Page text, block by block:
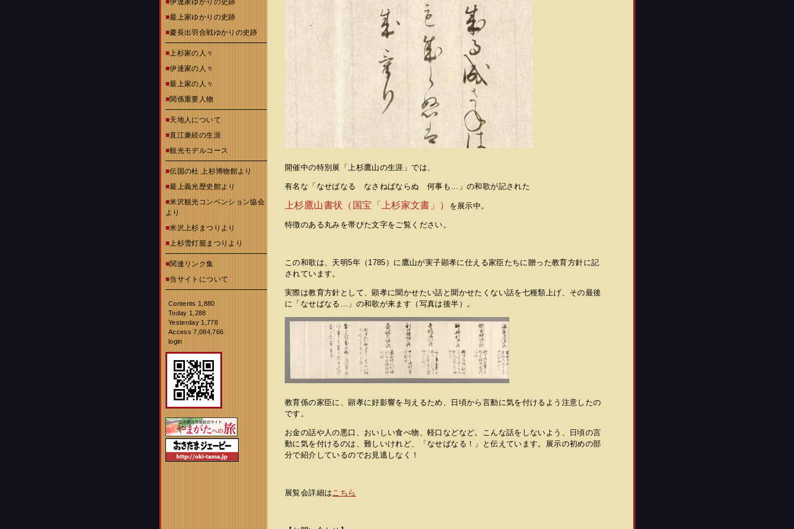
■伊達家ゆかりの史跡
■最上家ゆかりの史跡
■慶長出羽合戦ゆかりの史跡
■上杉家の人々
■伊達家の人々
■最上家の人々
■関係重要人物
■天地人について
■直江兼続の生涯
■観光モデルコース
■伝国の杜 上杉博物館より
■最上義光歴史館より
■米沢観光コンベンション協会
より
■米沢上杉まつりより
■上杉雪灯籠まつりより
■関連リンク集
■当サイトについて
Contents 1,880
Today 1,288
Yesterday 1,778
Access 7,084,766
login
開催中の特別展「上杉鷹山の生涯」では、
有名な「なせばなる なさねばならぬ 何事も…」の和歌が記された
上杉鷹山書状（国宝「上杉家文書」） を展示中。
特徴のある丸みを帯びた文字をご覧ください。
この和歌は、天明5年（1785）に鷹山が実子顕孝に仕える家臣たちに贈った教育方針に記
されています。
実際は教育方針として、顕孝に聞かせたい話と聞かせたくない話を七種類上げ、その最後
に「なせばなる…」の和歌が来ます（写真は後半）。
教育係の家臣に、顕孝に好影響を与えるため、日頃から言動に気を付けるよう注意したの
です。
お金の話や人の悪口、おいしい食べ物、軽口などなど。こんな話をしないよう、日頃の言
動に気を付けるのは、難しいけれど、「なせばなる！」と伝えています。展示の初めの部
分で紹介しているのでお見逃しなく！
展覧会詳細はこちら